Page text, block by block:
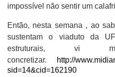
impossível não sentir um
Então, nesta semana , ao
sustentam o viaduto da
estruturais, vi
concretizar.
http://
sid=14&cid=162190